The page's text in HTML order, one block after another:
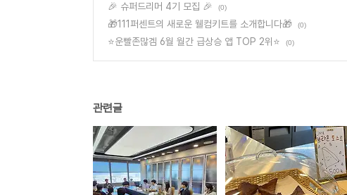
🎉 슈퍼드리머 4기 모집 🎉 (0)
🎁111퍼센트의 새로운 웰컴키트를 소개합니다🎁 (0)
⭐운빨존많겜 6월 월간 급상승 앱 TOP 2위⭐ (0)
관련글